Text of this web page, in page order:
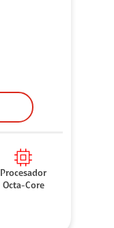
Procesador
Octa-Core